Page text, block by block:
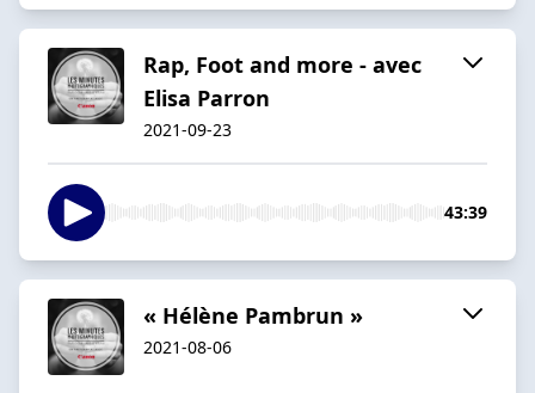
Rap, Foot and more - avec
Elisa Parron
2021-09-23
43:39
« Hélène Pambrun »
2021-08-06